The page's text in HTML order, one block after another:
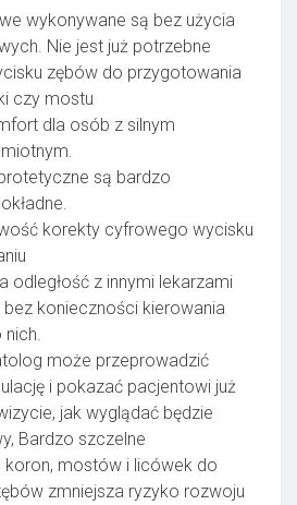
wykonywane są bez użycia
Nie jest już potrzebne
zębów do przygotowania
czy mostu
dla osób z silnym
są bardzo
korekty cyfrowego wycisku
odległość z innymi lekarzami
konieczności kierowania
może przeprowadzić
i pokazać pacjentowi już
jak wyglądać będzie
Bardzo szczelne
koron, mostów i licówek do
zmniejsza ryzyko rozwoju